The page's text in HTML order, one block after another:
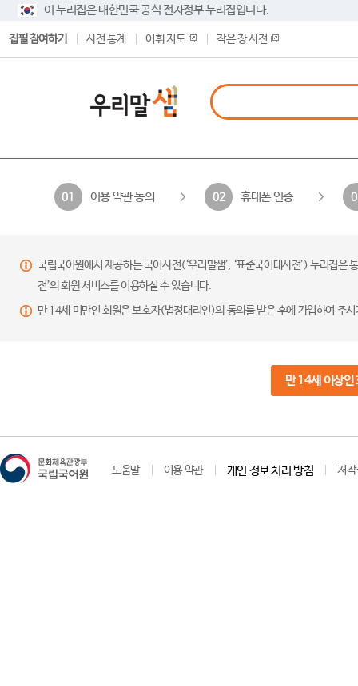
이 누리집은 대한민국 공식 전자정부 누리집입니다.
집필 참여하기 사전 통계 어휘 지도 작은 창 사전
01 이용 약관 동의 02 휴대폰 인증
국립국어원에서 제공하는 국어사전(‘우리말샘’, ‘표준국어대사전’) 누리집
전’의 회원 서비스를 이용하실 수 있습니다.
만 14세 미만인 회원은 보호자(법정대리인)의 동의를 받은 후에 가입하여 주
만 14세 이상인
도움말 이용 약관 개인 정보 처리 방침 저